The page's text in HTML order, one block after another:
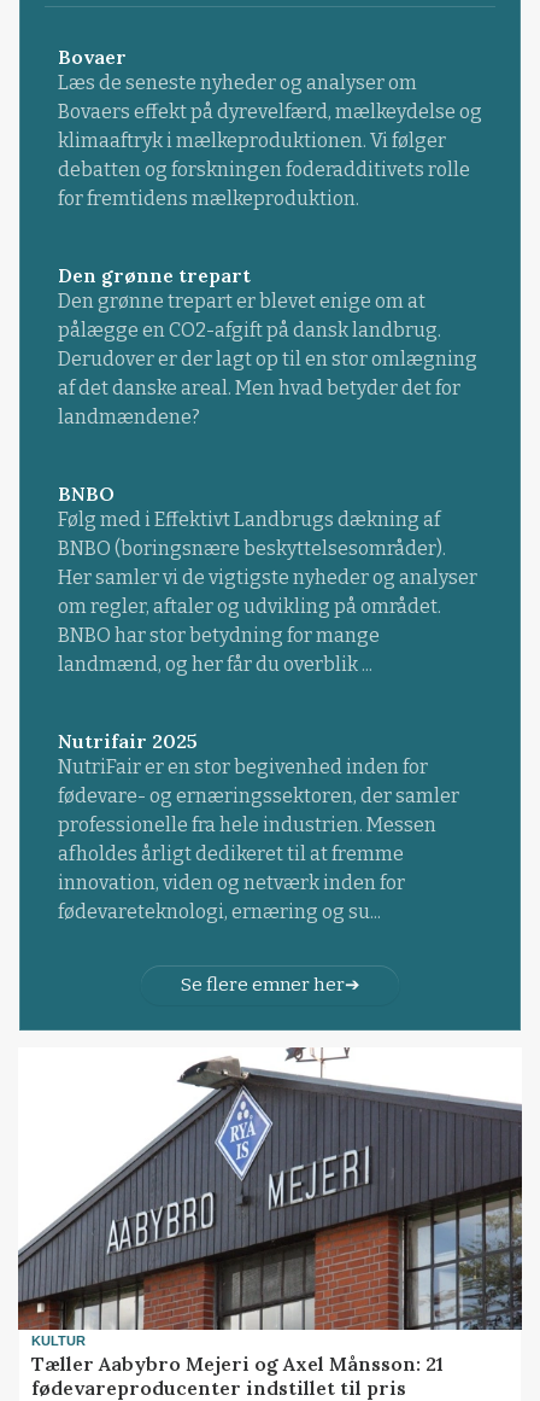
Bovaer
Læs de seneste nyheder og analyser om
Bovaers effekt på dyrevelfærd, mælkeydelse og
klimaaftryk i mælkeproduktionen. Vi følger
debatten og forskningen foderadditivets rolle
for fremtidens mælkeproduktion.
Den grønne trepart
Den grønne trepart er blevet enige om at
pålægge en CO2-afgift på dansk landbrug.
Derudover er der lagt op til en stor omlægning
af det danske areal. Men hvad betyder det for
landmændene?
BNBO
Følg med i Effektivt Landbrugs dækning af
BNBO (boringsnære beskyttelsesområder).
Her samler vi de vigtigste nyheder og analyser
om regler, aftaler og udvikling på området.
BNBO har stor betydning for mange
landmænd, og her får du overblik ...
Nutrifair 2025
NutriFair er en stor begivenhed inden for
fødevare- og ernæringssektoren, der samler
professionelle fra hele industrien. Messen
afholdes årligt dedikeret til at fremme
innovation, viden og netværk inden for
fødevareteknologi, ernæring og su...
Se flere emner her
KULTUR
Tæller Aabybro Mejeri og Axel Månsson: 21
fødevareproducenter indstillet til pris